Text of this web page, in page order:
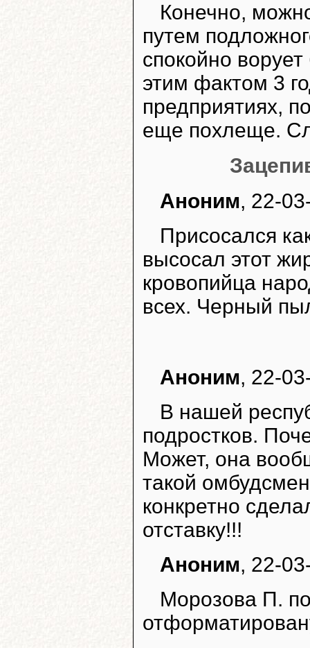
Конечно,
путем
спокойно
этим фактом 3
предприятиях,
еще похлеще.
Аноним, 22-
Присосался
высосал этот
кровопийца
всех. Черный
Аноним, 22-
В нашей
подростков.
Может, она
такой
конкретно
отставку!!!
Аноним, 22-
Морозова П.